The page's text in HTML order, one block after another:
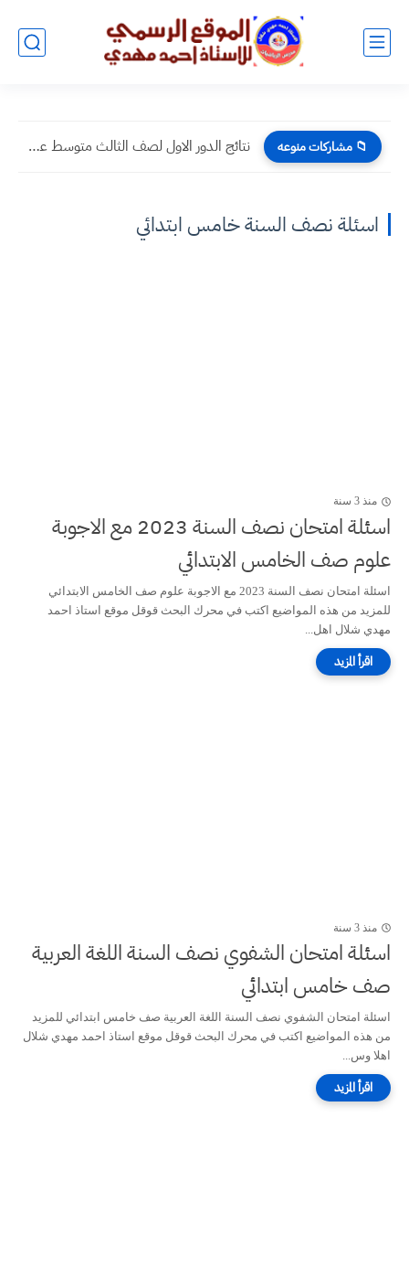
📁 مشاركات منوعه نتائج الدور الاول لصف الثالث متوسط عام 2021-2022 | تربية...
اسئلة نصف السنة خامس ابتدائي
منذ 3 سنة
اسئلة امتحان نصف السنة 2023 مع الاجوبة
علوم صف الخامس الابتدائي
اسئلة امتحان نصف السنة 2023 مع الاجوبة علوم صف الخامس الابتدائي
للمزيد من هذه المواضيع اكتب في محرك البحث قوقل موقع استاذ احمد
مهدي شلال اهل...
منذ 3 سنة
اسئلة امتحان الشفوي نصف السنة اللغة العربية
صف خامس ابتدائي
اسئلة امتحان الشفوي نصف السنة اللغة العربية صف خامس ابتدائي للمزيد
من هذه المواضيع اكتب في محرك البحث قوقل موقع استاذ احمد مهدي شلال
اهلا وس...